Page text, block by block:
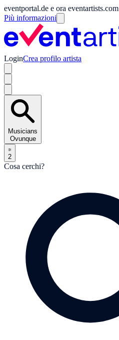
eventportal.de e ora eventartists.com
Più informazioni
LoginCrea profilo artista
Musicians
Ovunque
2
Cosa cerchi?